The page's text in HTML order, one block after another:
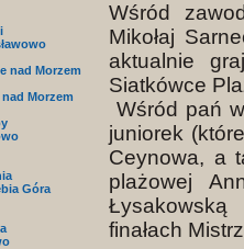
nad Morzem
Morzem
Góra
Wśród
Mikołaj
aktualnie
Siatkówce
Wśród pań
juniorek
Ceynowa, a
plażowej
finałach